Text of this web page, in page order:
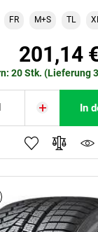
FR M+S TL
201,14
20 Stk. (Lieferung
In